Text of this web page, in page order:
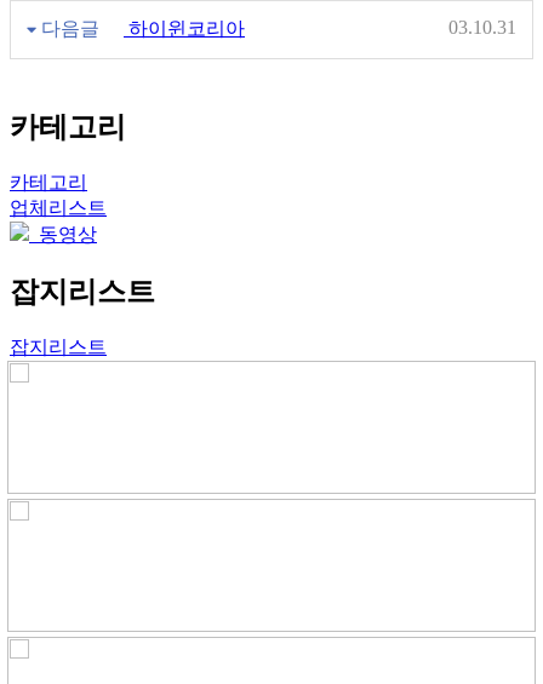
다음글 하이윈코리아 03.10.31
카테고리
카테고리
업체리스트
동영상
잡지리스트
잡지리스트